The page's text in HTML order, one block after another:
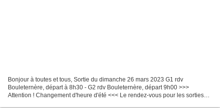
Bonjour à toutes et tous, Sortie du dimanche 26 mars 2023 G1 rdv
Bouleternère, départ à 8h30 - G2 rdv Bouleternère, départ 9h00 >>>
Attention ! Changement d'heure d'été <<< Le rendez-vous pour les sorties